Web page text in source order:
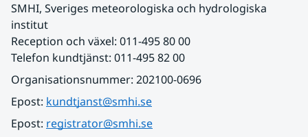
SMHI, Sveriges meteorologiska och hydrologiska
institut
Reception och växel: 011-495 80 00
Telefon kundtjänst: 011-495 82 00
Organisationsnummer: 202100-0696
Epost: kundtjanst@smhi.se
Epost: registrator@smhi.se